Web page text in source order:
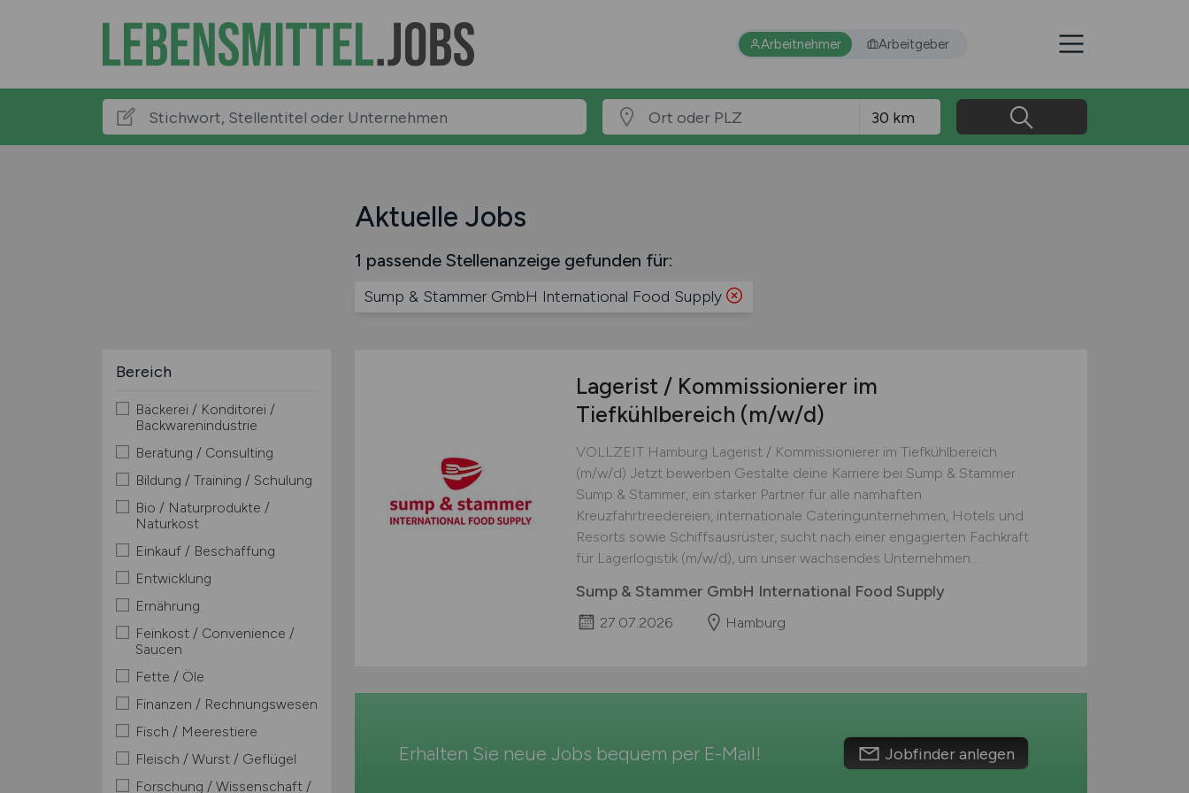
Arbeitnehmer Arbeitgeber
Aktuelle Jobs
1 passende Stellenanzeige gefunden für:
Sump & Stammer GmbH International Food Supply
Bereich
Bäckerei / Konditorei /
Backwarenindustrie
Beratung / Consulting
Bildung / Training / Schulung
Bio / Naturprodukte /
Naturkost
Einkauf / Beschaffung
Entwicklung
Ernährung
Feinkost / Convenience /
Saucen
Fette / Öle
Finanzen / Rechnungswesen
Fisch / Meerestiere
Fleisch / Wurst / Geflügel
Forschung / Wissenschaft /
Lagerist / Kommissionierer im
Tiefkühlbereich (m/w/d)
VOLLZEIT Hamburg Lagerist / Kommissionierer im Tiefkühlbereich
(m/w/d) Jetzt bewerben Gestalte deine Karriere bei Sump & Stammer
Sump & Stammer, ein starker Partner für alle namhaften
Kreuzfahrtreedereien, internationale Cateringunternehmen, Hotels und
Resorts sowie Schiffsausrüster, sucht nach einer engagierten Fachkraft
für Lagerlogistik (m/w/d), um unser wachsendes Unternehmen...
Sump & Stammer GmbH International Food Supply
27.07.2026 Hamburg
Erhalten Sie neue Jobs bequem per E-Mail! Jobfinder anlegen